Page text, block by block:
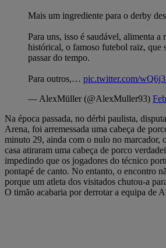
Mais um ingrediente para o derby
Para uns, isso é saudável, alimenta a
histórical, o famoso futebol raiz, que
passar do tempo.
Para outros,… pic.twitter.com/
— AlexMüller (@AlexMuller93)
Na época passada, no dérbi paulista,
Arena, foi arremessada uma cabeça de
minuto 29, ainda com o nulo no marcador,
casa atiraram uma cabeça de porco
impedindo que os jogadores do técnico
pontapé de canto. No entanto, o encontro
porque um atleta dos visitados chutou-a
O timão acabaria por derrotar a equipa de